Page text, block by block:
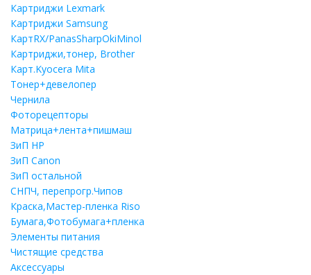
Картриджи Lexmark
Картриджи Samsung
КартRX/PanasSharpOkiMinol
Картриджи,тонер, Brother
Карт.Kyocera Mita
Тонер+девелопер
Чернила
Фоторецепторы
Матрица+лента+пишмаш
ЗиП HP
ЗиП Саnon
ЗиП остальной
СНПЧ, перепрогр.Чипов
Краска,Мастер-пленка Riso
Бумага,Фотобумага+пленка
Элементы питания
Чистящие средства
Аксессуары